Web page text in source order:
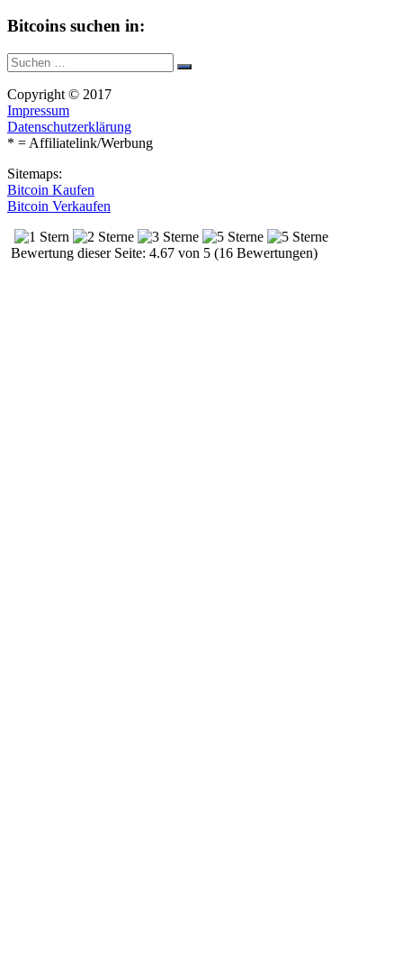
Bitcoins suchen in:
Suche
nach:
Suchen
Copyright © 2017
Impressum
Datenschutzerklärung
* = Affiliatelink/Werbung
Sitemaps:
Bitcoin Kaufen
Bitcoin Verkaufen
Bewertung dieser Seite: 4.67 von 5 (16 Bewertungen)